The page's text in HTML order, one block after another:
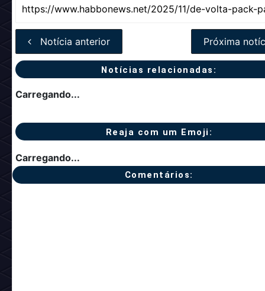
Notícia anterior Próxima
Notícias relacionadas:
Carregando...
Reaja com um Emoji:
Carregando...
Comentários: